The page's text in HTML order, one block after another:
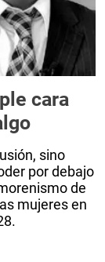
cara
sino
por debajo
de
mujeres en